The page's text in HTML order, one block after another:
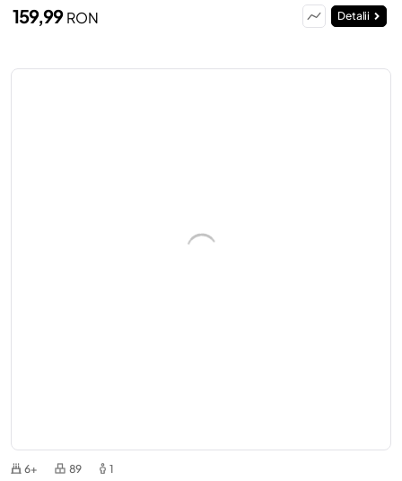
159,99RON Detalii
6+ 89 1